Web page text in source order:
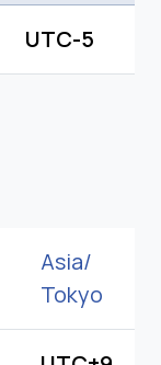
UTC-5
Asia/
Tokyo